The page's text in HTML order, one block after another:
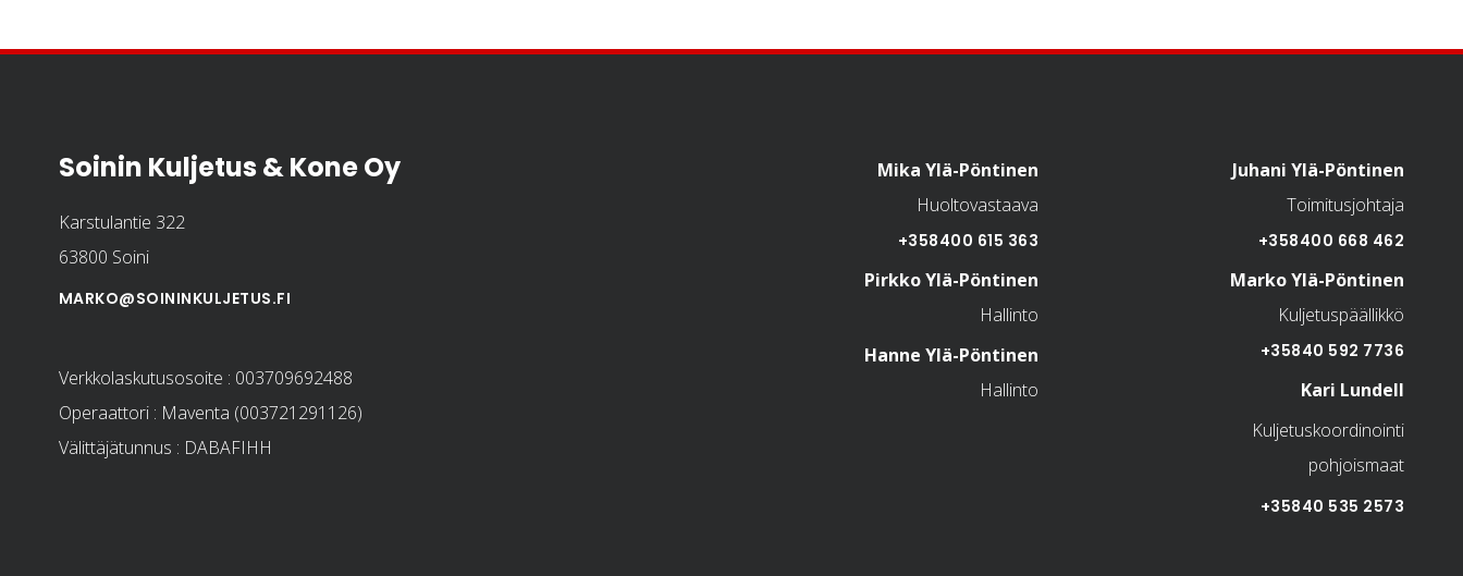
Soinin Kuljetus & Kone Oy
Karstulantie 322
63800 Soini
MARKO@SOININKULJETUS.FI
Verkkolaskutusosoite : 003709692488
Operaattori : Maventa (003721291126)
Välittäjätunnus : DABAFIHH
Juhani Ylä-Pöntinen
Toimitusjohtaja
+358400 668 462
Marko Ylä-Pöntinen
Kuljetuspäällikkö
+35840 592 7736
Kari Lundell
Kuljetuskoordinointi
pohjoismaat
+35840 535 2573
Mika Ylä-Pöntinen
Huoltovastaava
+358400 615 363
Pirkko Ylä-Pöntinen
Hallinto
Hanne Ylä-Pöntinen
Hallinto